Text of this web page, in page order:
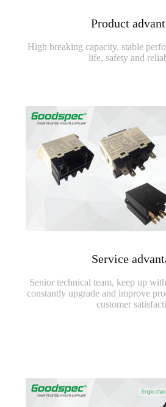
Product
High breaking capacity, stable
life, safety and
Service
Senior technical team, keep up
constantly upgrade and improve
customer